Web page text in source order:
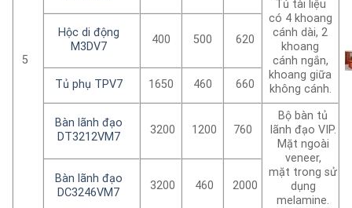
5
Tủ tài liệu
có 4 khoang
cánh dài, 2
khoang
cánh ngắn,
khoang giữa
không cánh.
Hộc di động
M3DV7
400 500 620
Tủ phụ TPV7 1650 460 660
Bàn lãnh đạo
DT3212VM7
3200 1200 760
Bộ bàn tủ
lãnh đạo VIP.
Mặt ngoài
veneer,
mặt trong sử
dụng
melamine.
Bàn lãnh đạo
DC3246VM7
3200 460 2000